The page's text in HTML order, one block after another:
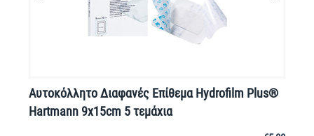
Αυτοκόλλητο Διαφανές Επίθεμα Hydrofilm Plus®
Hartmann 9x15cm 5 τεμάχια